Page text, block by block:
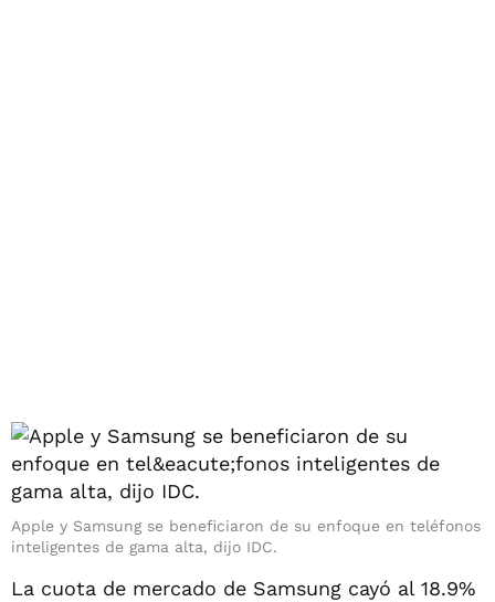
Apple y Samsung se beneficiaron de su enfoque en teléfonos
inteligentes de gama alta, dijo IDC.
La cuota de mercado de Samsung cayó al 18.9%